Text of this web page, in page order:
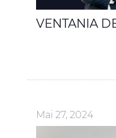
VENTANIA
Mai 27, 2024